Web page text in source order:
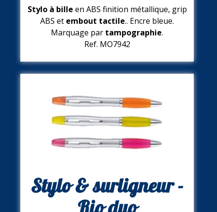
Stylo à bille en ABS finition métallique, grip
ABS et embout tactile.. Encre bleue.
Marquage par tampographie.
Ref. MO7942
Stylo & surligneur -